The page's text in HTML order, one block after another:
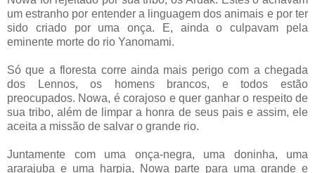
um estranho por entender a linguagem dos animais e por ter
sido criado por uma onça. E, ainda o culpavam pela
eminente morte do rio Yanomami.
Só que a floresta corre ainda mais perigo com a chegada
dos Lennos, os homens brancos, e todos estão
preocupados. Nowa, é corajoso e quer ganhar o respeito de
sua tribo, além de limpar a honra de seus pais e assim, ele
aceita a missão de salvar o grande rio.
Juntamente com uma onça-negra, uma doninha, uma
ararajuba e uma harpia, Nowa parte para uma grande e